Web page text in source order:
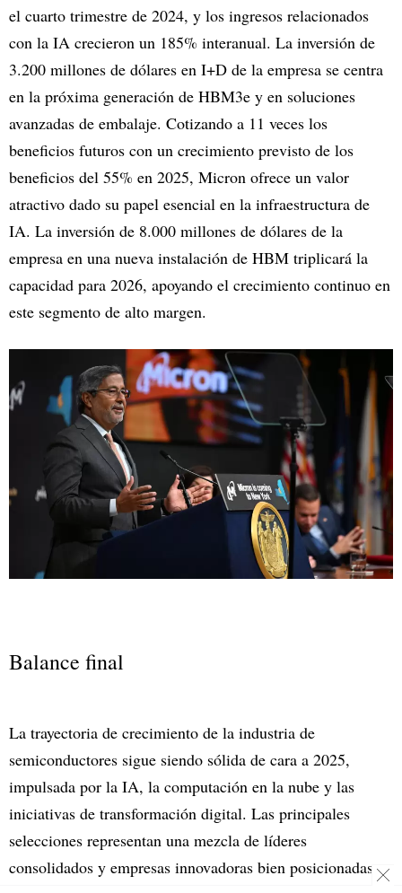
el cuarto trimestre de 2024, y los ingresos relacionados
con la IA crecieron un 185% interanual. La inversión de
3.200 millones de dólares en I+D de la empresa se centra
en la próxima generación de HBM3e y en soluciones
avanzadas de embalaje. Cotizando a 11 veces los
beneficios futuros con un crecimiento previsto de los
beneficios del 55% en 2025, Micron ofrece un valor
atractivo dado su papel esencial en la infraestructura de
IA. La inversión de 8.000 millones de dólares de la
empresa en una nueva instalación de HBM triplicará la
capacidad para 2026, apoyando el crecimiento continuo en
este segmento de alto margen.
Balance final
La trayectoria de crecimiento de la industria de
semiconductores sigue siendo sólida de cara a 2025,
impulsada por la IA, la computación en la nube y las
iniciativas de transformación digital. Las principales
selecciones representan una mezcla de líderes
consolidados y empresas innovadoras bien posicionadas